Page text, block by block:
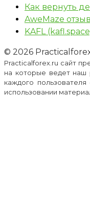
Как вернуть
AweMaze
KAFL
© 2026
Practicalforex.ru сайт
на которые ведет наш
каждого
использовании